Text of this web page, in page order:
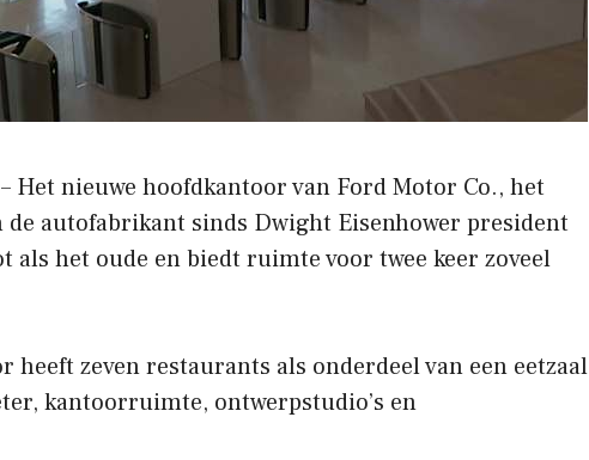
– Het nieuwe hoofdkantoor van Ford Motor Co., het
de autofabrikant sinds Dwight Eisenhower president
als het oude en biedt ruimte voor twee keer zoveel
heeft zeven restaurants als onderdeel van een eetzaal
kantoorruimte, ontwerpstudio’s en